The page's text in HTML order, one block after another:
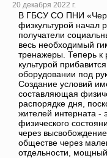
20 декабря 2022 г.
В ГБСУ СО ПНИ
физкультурой начал
получатели
весь необходимый
тренажеры. Теперь к
культурой
оборудовании под
Создание условий
составляющая
распорядке дня,
жителей интерната -
физического
через
обществе через
отдельности, мощный